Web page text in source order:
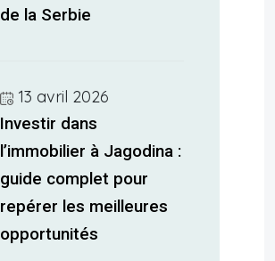
de la Serbie
13 avril 2026
Investir dans
l’immobilier à Jagodina :
guide complet pour
repérer les meilleures
opportunités